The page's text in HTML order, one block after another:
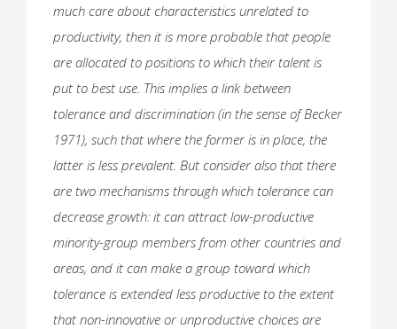
much care about characteristics unrelated to
productivity, then it is more probable that people
are allocated to positions to which their talent is
put to best use. This implies a link between
tolerance and discrimination (in the sense of Becker
1971), such that where the former is in place, the
latter is less prevalent. But consider also that there
are two mechanisms through which tolerance can
decrease growth: it can attract low-productive
minority-group members from other countries and
areas, and it can make a group toward which
tolerance is extended less productive to the extent
that non-innovative or unproductive choices are